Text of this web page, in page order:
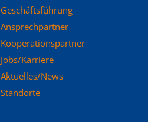
Geschäftsführung
Ansprechpartner
Kooperationspartner
Jobs/Karriere
Aktuelles/News
Standorte